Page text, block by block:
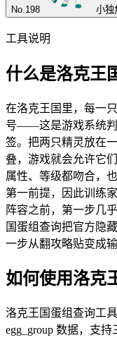
No. 198 小独
工具说明
什么是洛克王
在洛克王国里，每一
号——这是游戏系统判
签。把两只精灵放在
叠，游戏就会允许它
属性、等级都吻合，
第一前提，因此训练
阵容之前，第一步几
国蛋组查询把官方隐
一步从翻攻略贴变成
如何使用洛克
洛克王国蛋组查询工
egg_group 数据，支